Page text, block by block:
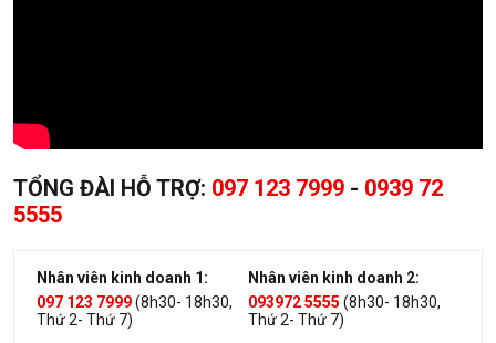
TỔNG ĐÀI HỖ TRỢ: 097 123 7999 - 0939 72
5555
Nhân viên kinh doanh 1:
097 123 7999(8h30- 18h30,
Thứ 2- Thứ 7)
Nhân viên kinh doanh 2:
093972 5555 (8h30- 18h30,
Thứ 2- Thứ 7)